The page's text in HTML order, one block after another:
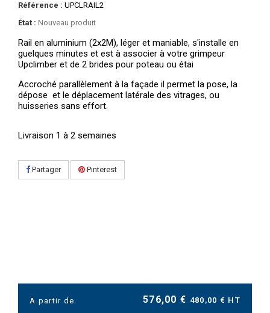
Référence : UPCLRAIL2
État : Nouveau produit
Rail en aluminium (2x2M), léger et maniable, s'installe en
guelques minutes et est à associer à votre grimpeur
Upclimber et de 2 brides pour poteau ou étai
Accroché parallèlement à la façade il permet la pose, la
dépose et le déplacement latérale des vitrages, ou
huisseries sans effort.
Livraison 1 à 2 semaines
Partager Pinterest
A partir de 576,00 € 480,00 € HT